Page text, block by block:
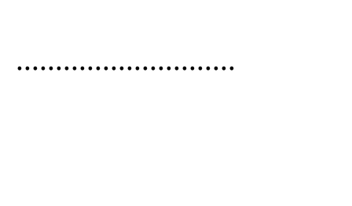
............................